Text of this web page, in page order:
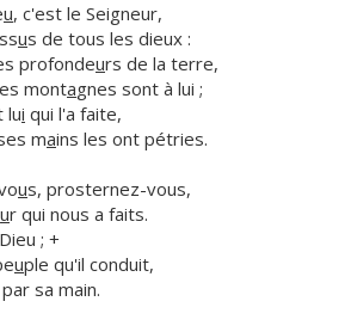
u, c'est le Seigneur,
us de tous les dieux :
profondeurs de la terre,
montagnes sont à lui ;
lui qui l'a faite,
mains les ont pétries.
us, prosternez-vous,
ur qui nous a faits.
; +
uple qu'il conduit,
par sa main.